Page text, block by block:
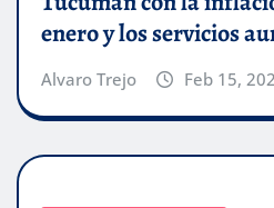
enero y los servicios
Alvaro Trejo Feb 15,